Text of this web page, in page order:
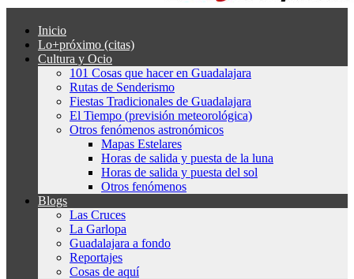
Inicio
Lo+próximo (citas)
Cultura y Ocio
101 Cosas que hacer en Guadalajara
Rutas de Senderismo
Fiestas Tradicionales de Guadalajara
El Tiempo (previsión meteorológica)
Otros fenómenos astronómicos
Mapas Estelares
Horas de salida y puesta de la luna
Horas de salida y puesta del sol
Otros fenómenos
Blogs
Las Cruces
La Garlopa
Guadalajara a fondo
Reportajes
Cosas de aquí